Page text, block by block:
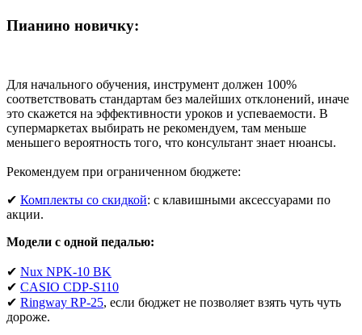
Пианино новичку:
Для начального обучения, инструмент должен 100%
соответствовать стандартам без малейших отклонений, иначе
это скажется на эффективности уроков и успеваемости. В
супермаркетах выбирать не рекомендуем, там меньше
меньшего вероятность того, что консультант знает нюансы.
Рекомендуем при ограниченном бюджете:
✔ Комплекты со скидкой: с клавишными аксессуарами по
акции.
Модели с одной педалью:
✔ Nux NPK-10 BK
✔ CASIO CDP-S110
✔ Ringway RP-25, если бюджет не позволяет взять чуть чуть
дороже.